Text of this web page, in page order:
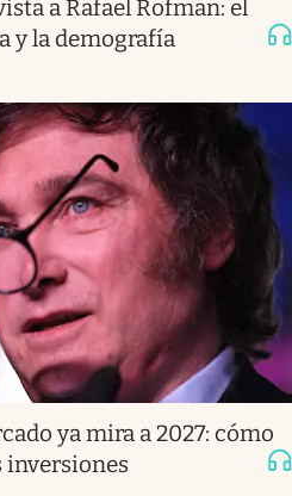
a Rafael Rofman: el
y la demografía
ya mira a 2027: cómo
inversiones